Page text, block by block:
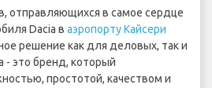
отправляющихся в самое сердце
Dacia в аэропорту Кайсери
решение как для деловых, так и
это бренд, который
простотой, качеством и